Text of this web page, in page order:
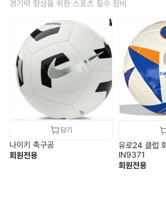
경기력 향상을 위한 스포츠 필수 장비
나이키 축구공
회원전용
유로24 클럽
IN9371
회원전용